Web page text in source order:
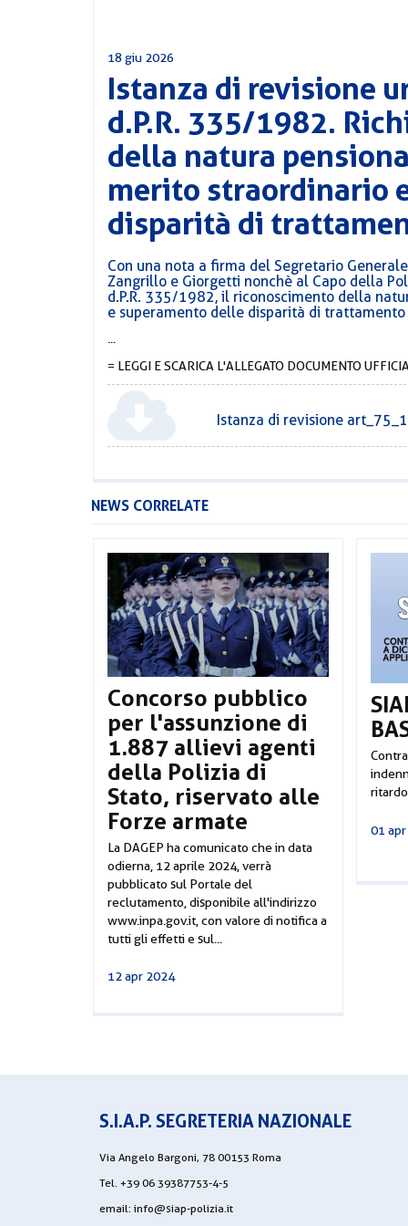
18 giu 2026
Istanza di revisione
d.P.R. 335/1982.
della natura
merito straordinario
disparità di
Con una nota a firma del Segretario
Zangrillo e Giorgetti nonchè al Capo della
d.P.R. 335/1982, il riconoscimento della
e superamento delle disparità di trattamento
...
= LEGGI E SCARICA L'ALLEGATO DOCUMENTO
Istanza di revisione
NEWS CORRELATE
Concorso pubblico
per l'assunzione di
1.887 allievi agenti
della Polizia di
Stato, riservato alle
Forze armate
La DAGEP ha comunicato che in data
odierna, 12 aprile 2024, verrà
pubblicato sul Portale del
reclutamento, disponibile all'indirizzo
www.inpa.gov.it, con valore di notifica a
tutti gli effetti e sul...
12 apr 2024
01
S.I.A.P. SEGRETERIA NAZIONALE
Via Angelo Bargoni, 78 00153 Roma
Tel. +39 06 39387753-4-5
email: info@siap-polizia.it